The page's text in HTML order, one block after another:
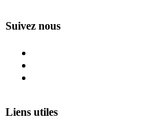
Suivez nous
Liens utiles